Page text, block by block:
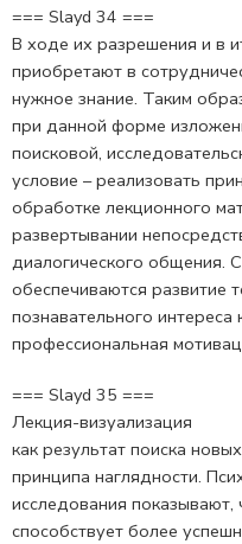
=== Slayd 34 ===
В ходе их разрешения и в
приобретают в
нужное знание. Таким
при данной форме
поисковой,
условие – реализовать
обработке лекционного
развертывании
диалогического общения.
обеспечиваются развитие
познавательного
профессиональная
=== Slayd 35 ===
Лекция-визуализация
как результат поиска
принципа наглядности.
исследования показывают,
способствует более